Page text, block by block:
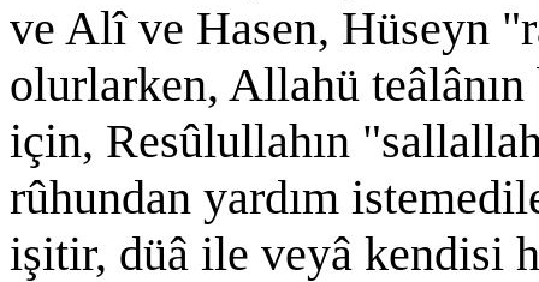
ve Alî ve Hasen, Hüseyn
olurlarken, Allahü
için, Resûlullahın
rûhundan yardım
işitir, düâ ile veyâ kendisi